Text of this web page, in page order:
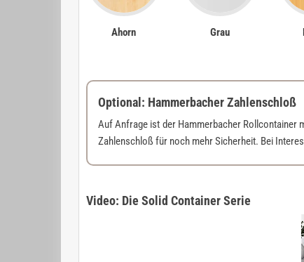
Ahorn Grau
Optional: Hammerbacher Zahlenschloß
Auf Anfrage ist der Hammerbacher Rollcontainer
Zahlenschloß für noch mehr Sicherheit. Bei
Video: Die Solid Container Serie